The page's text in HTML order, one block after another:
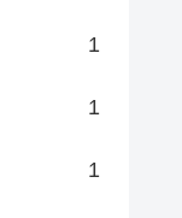
1
1
1